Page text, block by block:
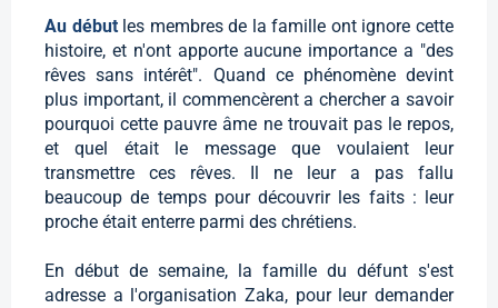
Au début les membres de la famille ont ignore cette
histoire, et n'ont apporte aucune importance a "des
rêves sans intérêt". Quand ce phénomène devint
plus important, il commencèrent a chercher a savoir
pourquoi cette pauvre âme ne trouvait pas le repos,
et quel était le message que voulaient leur
transmettre ces rêves. Il ne leur a pas fallu
beaucoup de temps pour découvrir les faits : leur
proche était enterre parmi des chrétiens.
En début de semaine, la famille du défunt s'est
adresse a l'organisation Zaka, pour leur demander